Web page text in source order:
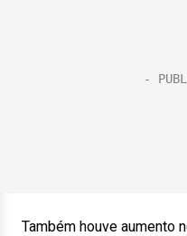
Também houve aumento